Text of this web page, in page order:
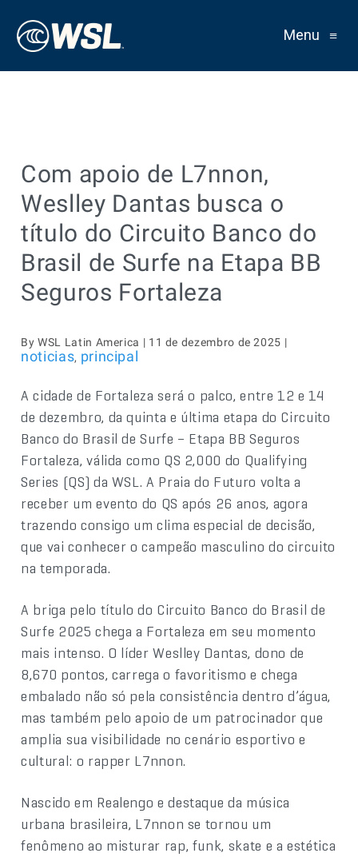
Menu ≡
Com apoio de L7nnon,
Weslley Dantas busca o
título do Circuito Banco do
Brasil de Surfe na Etapa BB
Seguros Fortaleza
By WSL Latin America | 11 de dezembro de 2025 |
noticias, principal
A cidade de Fortaleza será o palco, entre 12 e 14
de dezembro, da quinta e última etapa do Circuito
Banco do Brasil de Surfe – Etapa BB Seguros
Fortaleza, válida como QS 2,000 do Qualifying
Series (QS) da WSL. A Praia do Futuro volta a
receber um evento do QS após 26 anos, agora
trazendo consigo um clima especial de decisão,
que vai conhecer o campeão masculino do circuito
na temporada.
A briga pelo título do Circuito Banco do Brasil de
Surfe 2025 chega a Fortaleza em seu momento
mais intenso. O líder Weslley Dantas, dono de
8,670 pontos, carrega o favoritismo e chega
embalado não só pela consistência dentro d’água,
mas também pelo apoio de um patrocinador que
amplia sua visibilidade no cenário esportivo e
cultural: o rapper L7nnon.
Nascido em Realengo e destaque da música
urbana brasileira, L7nnon se tornou um
fenômeno ao misturar rap, funk, skate e a estética